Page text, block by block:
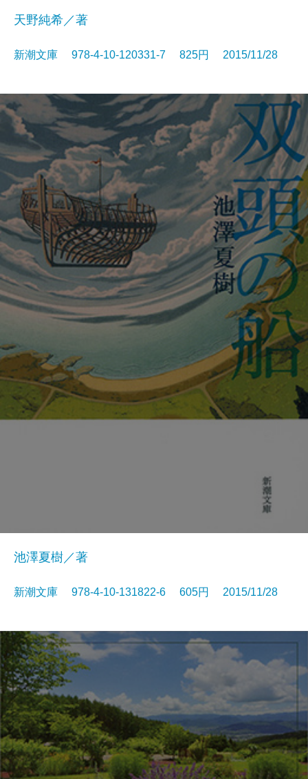
天野純希／著
新潮文庫 978-4-10-120331-7 825円 2015/11/28
池澤夏樹／著
新潮文庫 978-4-10-131822-6 605円 2015/11/28